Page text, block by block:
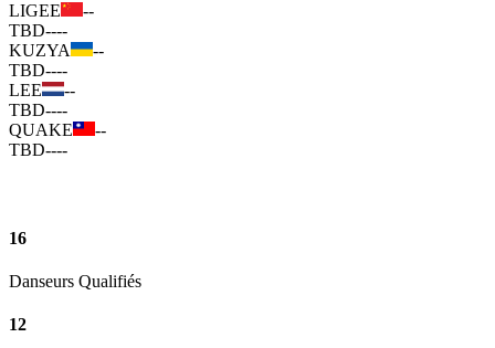
LIGEE
--
TBD----
KUZYA
--
TBD----
LEE
--
TBD----
QUAKE
--
TBD----
16
Danseurs Qualifiés
12